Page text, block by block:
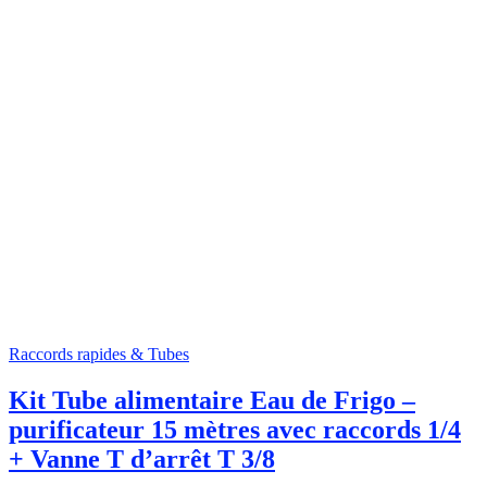
Raccords rapides & Tubes
Kit Tube alimentaire Eau de Frigo –
purificateur 15 mètres avec raccords 1/4
+ Vanne T d’arrêt T 3/8